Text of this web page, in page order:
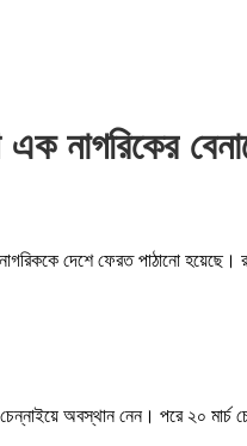
এক নাগরিকের
দেশে ফেরত পাঠানো হয়েছে।
অবস্থান নেন। পরে ২০